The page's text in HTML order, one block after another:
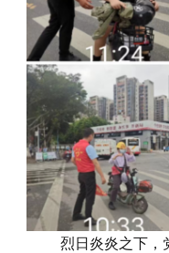
烈日炎炎之下，